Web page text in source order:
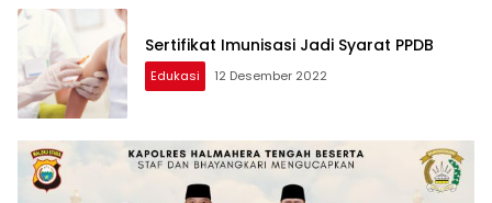
Sertifikat Imunisasi Jadi Syarat PPDB
Edukasi 12 Desember 2022